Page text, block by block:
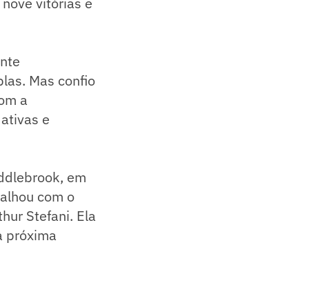
Mas confio
a
e
em
com o
Stefani. Ela
próxima